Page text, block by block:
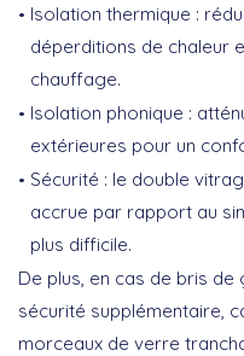
Isolation thermique :
déperditions de chaleur
chauffage.
Isolation phonique :
extérieures pour un
Sécurité : le double
accrue par rapport au
plus difficile.
De plus, en cas de bris
sécurité supplémentaire,
morceaux de verre